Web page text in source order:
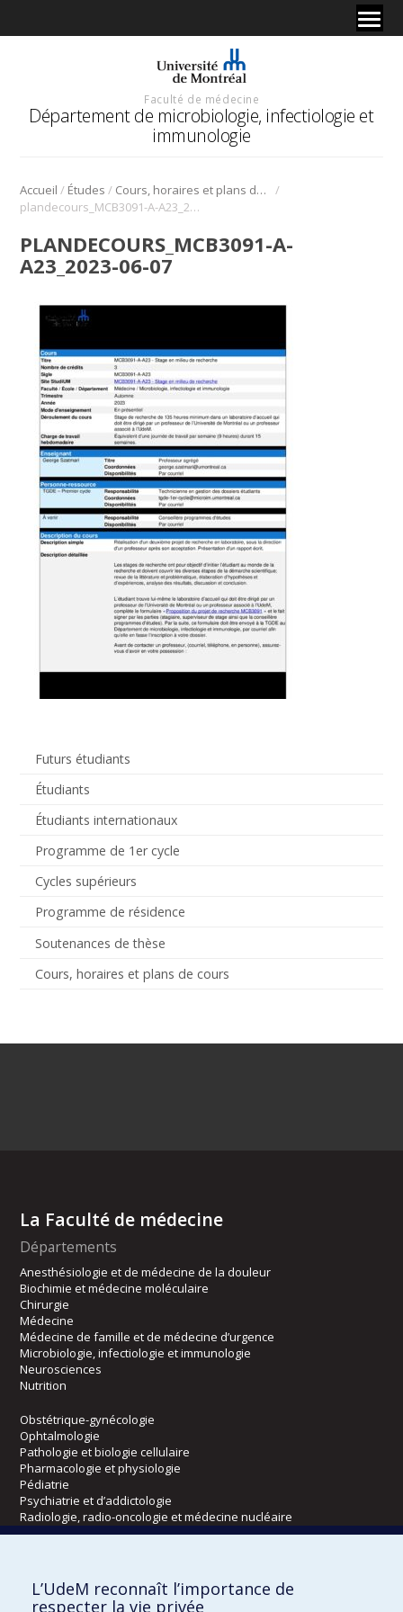
Faculté de médecine
Département de microbiologie, infectiologie et
immunologie
Accueil / Études / Cours, horaires et plans de cours
/
plandecours_MCB3091-A-A23_2023-06-07
Futurs étudiants
Étudiants
Étudiants internationaux
Programme de 1er cycle
Cycles supérieurs
Programme de résidence
Soutenances de thèse
Cours, horaires et plans de cours
PLANDECOURS_MCB3091-A-
A23_2023-06-07
La Faculté de médecine
Départements
Anesthésiologie et de médecine de la douleur
Biochimie et médecine moléculaire
Chirurgie
Médecine
Médecine de famille et de médecine d’urgence
Microbiologie, infectiologie et immunologie
Neurosciences
Nutrition
Obstétrique-gynécologie
Ophtalmologie
Pathologie et biologie cellulaire
Pharmacologie et physiologie
Pédiatrie
Psychiatrie et d’addictologie
Radiologie, radio-oncologie et médecine nucléaire
Kinésiologie et des sciences de l’activité physique
L’UdeM reconnaît l’importance de
respecter la vie privée